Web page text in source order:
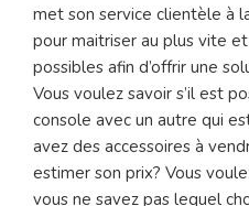
met son service clientèle à
pour maitriser au plus vite
possibles afin d’offrir une
Vous voulez savoir s’il est
console avec un autre qui
avez des accessoires à
estimer son prix? Vous
vous ne savez pas lequel